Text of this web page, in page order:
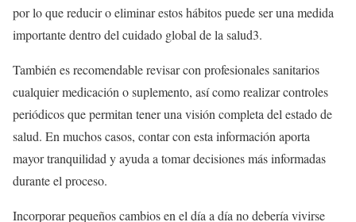
por lo que reducir o eliminar estos hábitos puede ser una medida
importante dentro del cuidado global de la salud3.
También es recomendable revisar con profesionales sanitarios
cualquier medicación o suplemento, así como realizar controles
periódicos que permitan tener una visión completa del estado de
salud. En muchos casos, contar con esta información aporta
mayor tranquilidad y ayuda a tomar decisiones más informadas
durante el proceso.
Incorporar pequeños cambios en el día a día no debería vivirse